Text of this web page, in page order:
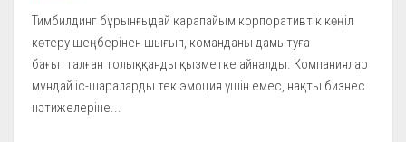
Тимбилдинг бұрынғыдай қарапайым корпоративтік көңіл
көтеру шеңберінен шығып, команданы дамытуға
бағытталған толыққанды қызметке айналды. Компаниялар
мұндай іс-шараларды тек эмоция үшін емес, нақты бизнес
нәтижелеріне...